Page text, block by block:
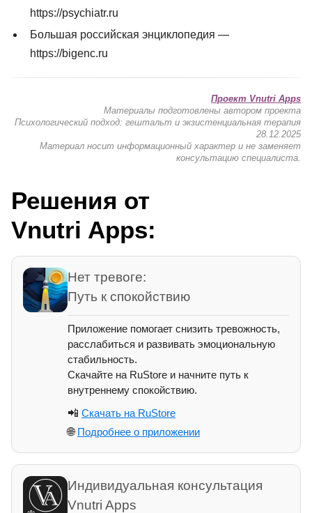
https://psychiatr.ru
Большая российская энциклопедия —
https://bigenc.ru
Проект Vnutri Apps
Материалы подготовлены автором проекта
Психологический подход: гештальт и экзистенциальная терапия
28.12.2025
Материал носит информационный характер и не заменяет
консультацию специалиста.
Решения от
Vnutri Apps:
Нет тревоге:
Путь к спокойствию
Приложение помогает снизить тревожность,
расслабиться и развивать эмоциональную
стабильность.
Скачайте на RuStore и начните путь к
внутреннему спокойствию.
📲 Скачать на RuStore
🌐Подробнее о приложении
Индивидуальная консультация
Vnutri Apps